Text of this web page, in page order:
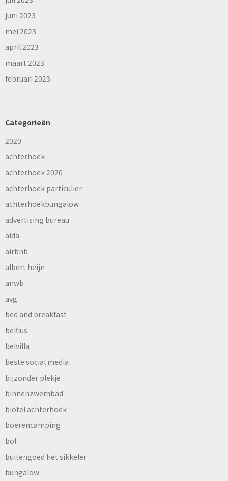
juni 2023
mei 2023
april 2023
maart 2023
februari 2023
Categorieën
2020
achterhoek
achterhoek 2020
achterhoek particulier
achterhoekbungalow
advertising bureau
aida
airbnb
albert heijn
anwb
avg
bed and breakfast
belfius
belvilla
beste social media
bijzonder plekje
binnenzwembad
biotel achterhoek
boerencamping
bol
buitengoed het sikkeler
bungalow